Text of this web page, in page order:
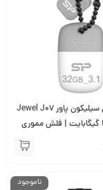
فلش مموری سیلیکون پاور Jewel J07
ظرفیت 32 گیگابایت | فلش مموری
ناموجود